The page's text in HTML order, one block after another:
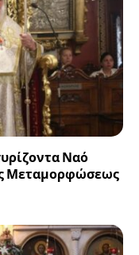
Ναό
Μεταμορφώσεως